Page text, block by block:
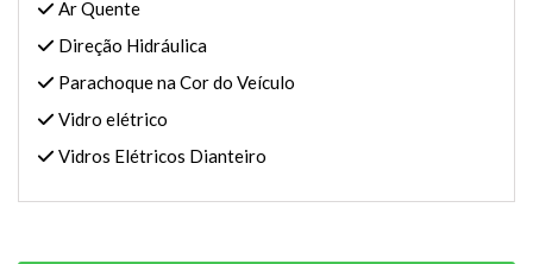
Ar Quente
Direção Hidráulica
Parachoque na Cor do Veículo
Vidro elétrico
Vidros Elétricos Dianteiro